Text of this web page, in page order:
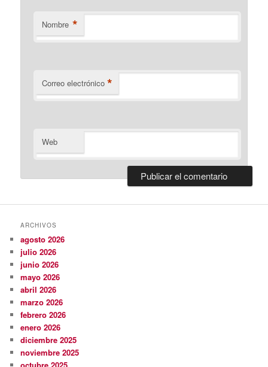
Nombre *
Correo electrónico *
Web
ARCHIVOS
agosto 2026
julio 2026
junio 2026
mayo 2026
abril 2026
marzo 2026
febrero 2026
enero 2026
diciembre 2025
noviembre 2025